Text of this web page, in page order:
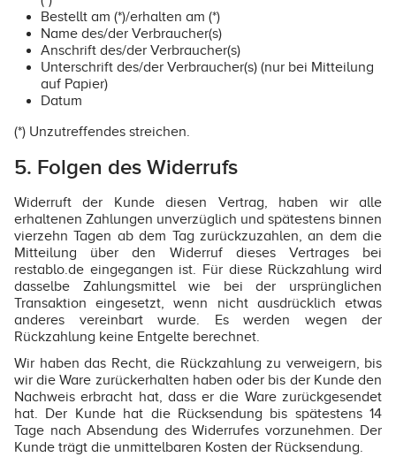
Bestellt am (*)/erhalten am (*)
Name des/der Verbraucher(s)
Anschrift des/der Verbraucher(s)
Unterschrift des/der Verbraucher(s) (nur bei Mitteilung
auf Papier)
Datum
(*) Unzutreffendes streichen.
5. Folgen des Widerrufs
Widerruft der Kunde diesen Vertrag, haben wir alle
erhaltenen Zahlungen unverzüglich und spätestens binnen
vierzehn Tagen ab dem Tag zurückzuzahlen, an dem die
Mitteilung über den Widerruf dieses Vertrages bei
restablo.de eingegangen ist. Für diese Rückzahlung wird
dasselbe Zahlungsmittel wie bei der ursprünglichen
Transaktion eingesetzt, wenn nicht ausdrücklich etwas
anderes vereinbart wurde. Es werden wegen der
Rückzahlung keine Entgelte berechnet.
Wir haben das Recht, die Rückzahlung zu verweigern, bis
wir die Ware zurückerhalten haben oder bis der Kunde den
Nachweis erbracht hat, dass er die Ware zurückgesendet
hat. Der Kunde hat die Rücksendung bis spätestens 14
Tage nach Absendung des Widerrufes vorzunehmen. Der
Kunde trägt die unmittelbaren Kosten der Rücksendung.